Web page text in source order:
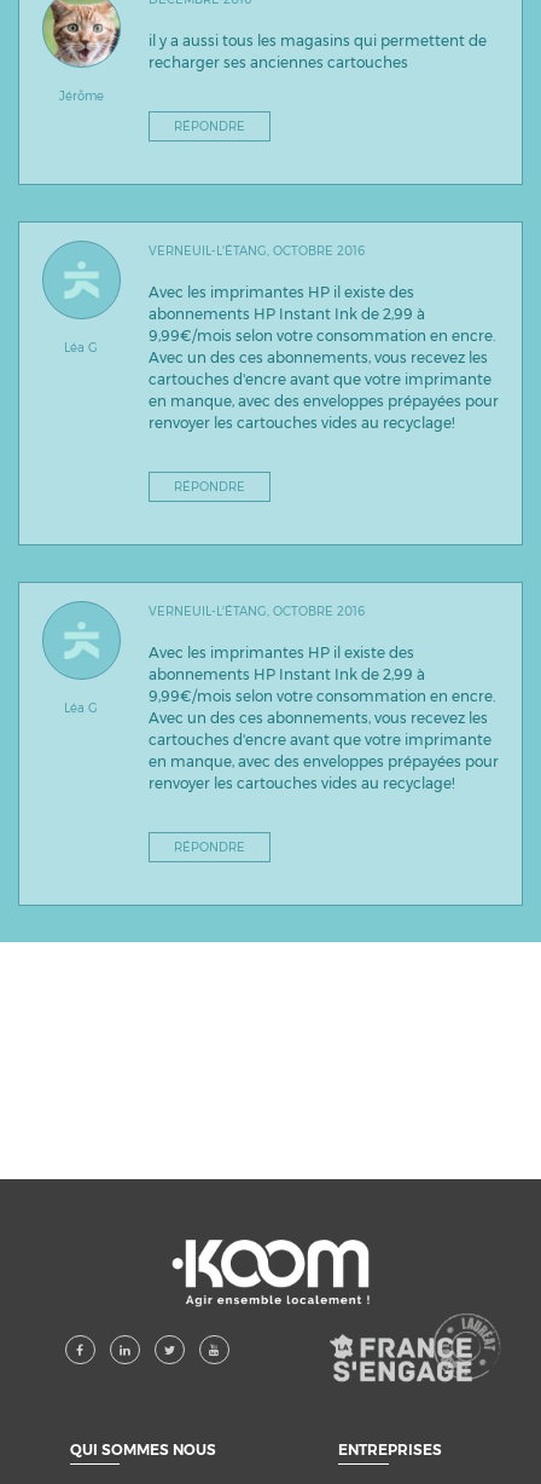
Jérôme
il y a aussi tous les magasins qui permettent de
recharger ses anciennes cartouches
RÉPONDRE
Léa G
VERNEUIL-L'ÉTANG, OCTOBRE 2016
Avec les imprimantes HP il existe des
abonnements HP Instant Ink de 2,99 à
9,99€/mois selon votre consommation en encre.
Avec un des ces abonnements, vous recevez les
cartouches d'encre avant que votre imprimante
en manque, avec des enveloppes prépayées pour
renvoyer les cartouches vides au recyclage!
RÉPONDRE
Léa G
VERNEUIL-L'ÉTANG, OCTOBRE 2016
Avec les imprimantes HP il existe des
abonnements HP Instant Ink de 2,99 à
9,99€/mois selon votre consommation en encre.
Avec un des ces abonnements, vous recevez les
cartouches d'encre avant que votre imprimante
en manque, avec des enveloppes prépayées pour
renvoyer les cartouches vides au recyclage!
RÉPONDRE